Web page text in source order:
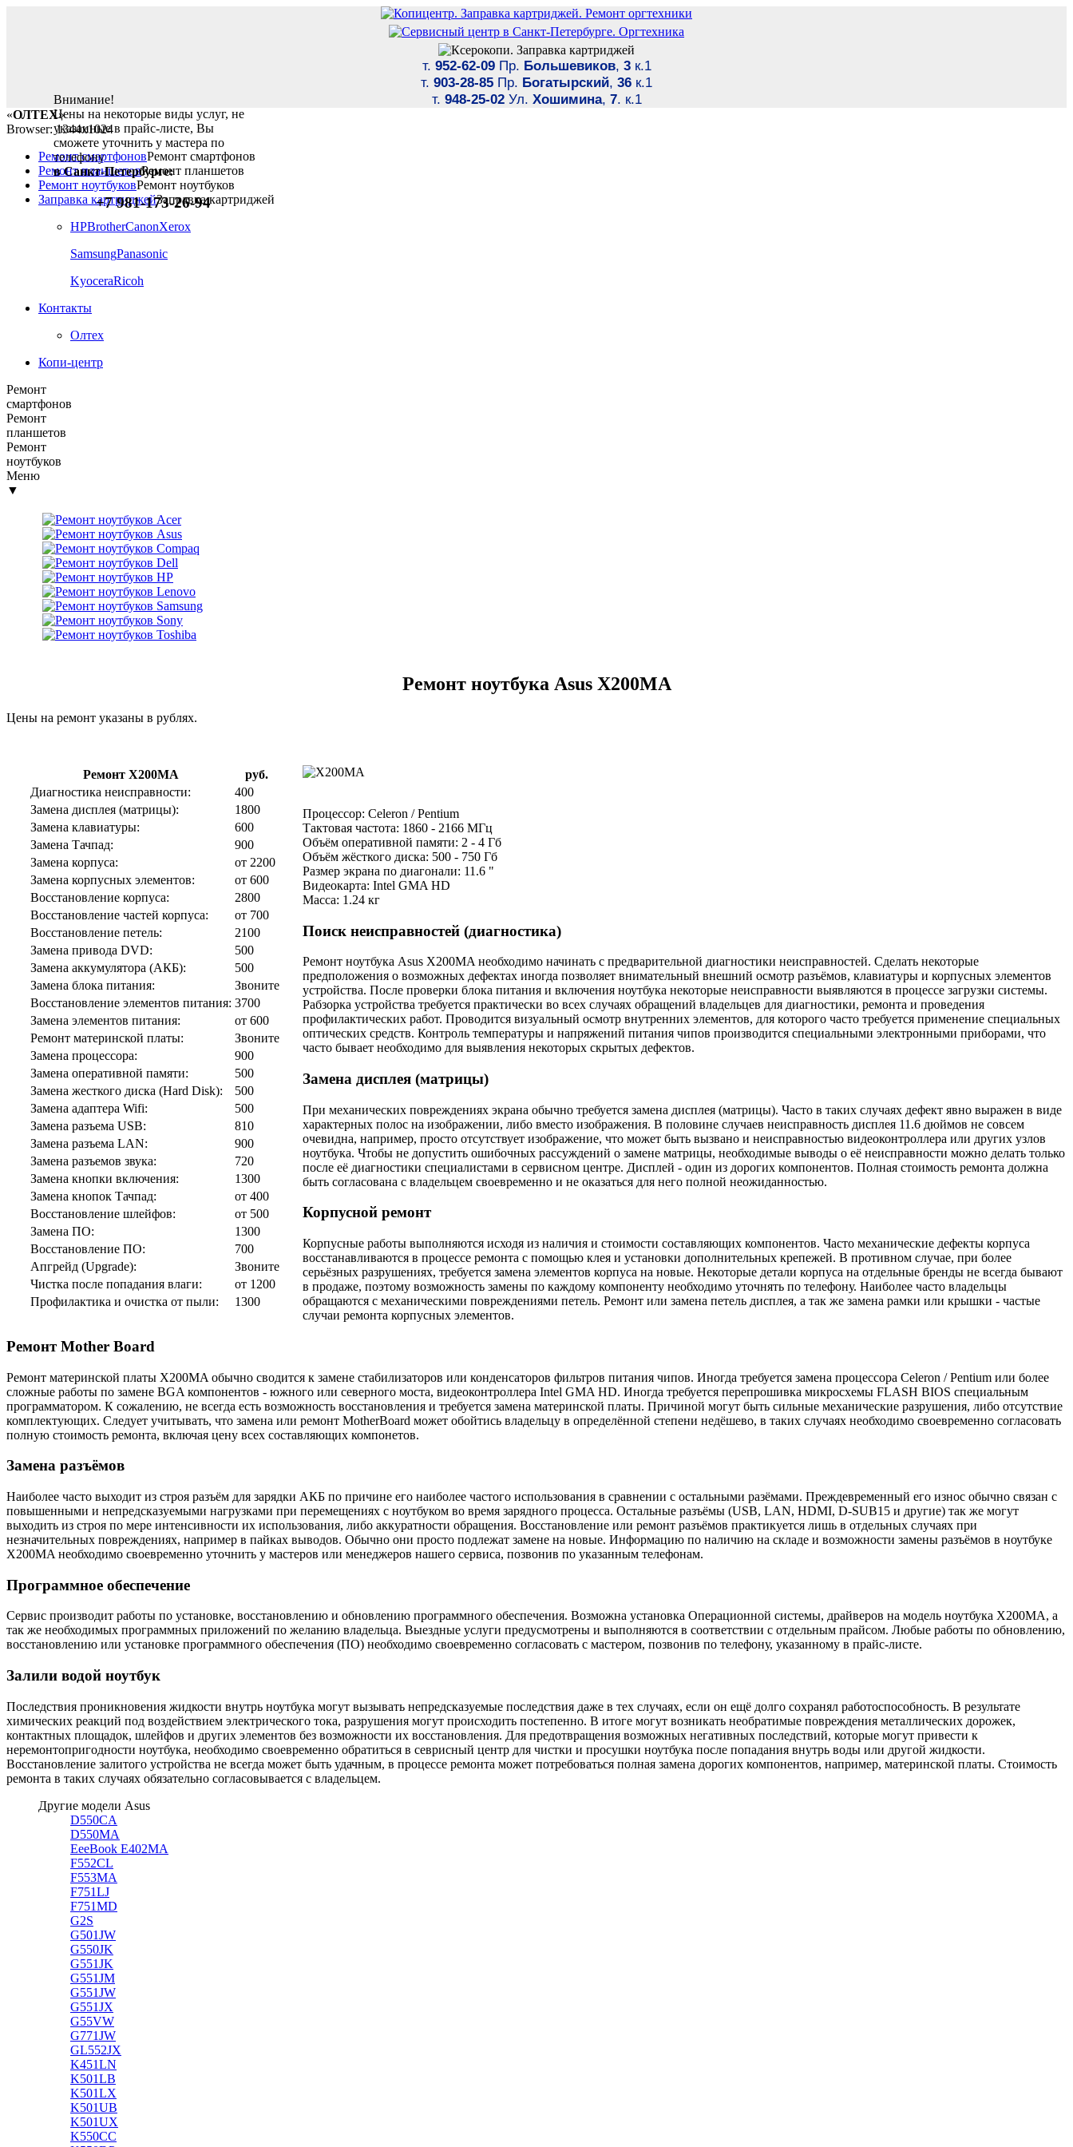
т. 952-62-09Пр. Большевиков, 3к.1
т. 903-28-85 Пр. Богатырский, 36 к.1
т. 948-25-02Ул. Хошимина, 7. к.1
«ОЛТЕХ»
Browser: 1344x1024
Ремонт смартфоновРемонт смартфонов
Ремонт планшетовРемонт планшетов
Ремонт ноутбуковРемонт ноутбуков
Заправка картриджейЗаправка картриджей
HPBrotherCanonXerox
SamsungPanasonic
KyoceraRicoh
Контакты
Олтех
Копи-центр
Ремонт
смартфонов
Ремонт
планшетов
Ремонт
ноутбуков
Меню
▼
Ремонт ноутбука Asus X200MA
Цены на ремонт указаны в рублях.
Ремонт X200MA
руб.
Диагностика неисправности:
400
Замена дисплея (матрицы):
1800
Замена клавиатуры:
600
Замена Тачпад:
900
Замена корпуса:
от 2200
Замена корпусных элементов:
от 600
Восстановление корпуса:
2800
Восстановление частей корпуса:
от 700
Восстановление петель:
2100
Замена привода DVD:
500
Замена аккумулятора (АКБ):
500
Замена блока питания:
Звоните
Восстановление элементов питания: 3700
Замена элементов питания:
от 600
Ремонт материнской платы:
Звоните
Замена процессора:
900
Замена оперативной памяти:
500
Замена жесткого диска (Hard Disk):
500
Замена адаптера Wifi:
500
Замена разъeма USB:
810
Замена разъeма LAN:
900
Замена разъeмов звука:
720
Замена кнопки включения:
1300
Замена кнопок Тачпад:
от 400
Восстановление шлейфов:
от 500
Замена ПО:
1300
Восстановление ПО:
700
Апгрейд (Upgrade):
Звоните
Чистка после попадания влаги:
от 1200
Профилактика и очистка от пыли:
1300
Процессор: Celeron / Pentium
Тактовая частота: 1860 - 2166 МГц
Объём оперативной памяти: 2 - 4 Гб
Объём жёсткого диска: 500 - 750 Гб
Размер экрана по диагонали: 11.6 "
Видеокарта: Intel GMA HD
Масса: 1.24 кг
Поиск неисправностей (диагностика)
Ремонт ноутбука Asus X200MA необходимо начинать с предварительной диагностики неисправностей. Сделать некоторые
предположения о возможных дефектах иногда позволяет внимательный внешний осмотр разъёмов, клавиатуры и корпусных элементов
устройства. После проверки блока питания и включения ноутбука некоторые неисправности выявляются в процессе загрузки системы.
Рабзорка устройства требуется практически во всех случаях обращений владельцев для диагностики, ремонта и проведения
профилактических работ. Проводится визуальный осмотр внутренних элементов, для которого часто требуется применение специальных
оптических средств. Контроль температуры и напряжений питания чипов производится специальными электронными приборами, что
часто бывает необходимо для выявления некоторых скрытых дефектов.
Замена дисплея (матрицы)
При механических повреждениях экрана обычно требуется замена дисплея (матрицы). Часто в таких случаях дефект явно выражен в виде
характерных полос на изображении, либо вместо изображения. В половине случаев неисправность дисплея 11.6 дюймов не совсем
очевидна, например, просто отсутствует изображение, что может быть вызвано и неисправностью видеоконтроллера или других узлов
ноутбука. Чтобы не допустить ошибочных рассуждений о замене матрицы, необходимые выводы о её неисправности можно делать только
после её диагностики специалистами в сервисном центре. Дисплей - один из дорогих компонентов. Полная стоимость ремонта должна
быть согласована с владельцем своевременно и не оказаться для него полной неожиданностью.
Корпусной ремонт
Корпусные работы выполняются исходя из наличия и стоимости составляющих компонентов. Часто механические дефекты корпуса
восстанавливаются в процессе ремонта с помощью клея и установки дополнительных крепежей. В противном случае, при более
серьёзных разрушениях, требуется замена элементов корпуса на новые. Некоторые детали корпуса на отдельные бренды не всегда бывают
в продаже, поэтому возможность замены по каждому компоненту необходимо уточнять по телефону. Наиболее часто владельцы
обращаются с механическими повреждениями петель. Ремонт или замена петель дисплея, а так же замена рамки или крышки - частые
случаи ремонта корпусных элементов.
Ремонт Mother Board
Ремонт материнской платы X200MA обычно сводится к замене стабилизаторов или конденсаторов фильтров питания чипов. Иногда требуется замена процессора Celeron / Pentium или более
сложные работы по замене BGA компонентов - южного или северного моста, видеоконтроллера Intel GMA HD. Иногда требуется перепрошивка микросхемы FLASH BIOS специальным
программатором. К сожалению, не всегда есть возможность восстановления и требуется замена материнской платы. Причиной могут быть сильные механические разрушения, либо отсутствие
комплектующих. Следует учитывать, что замена или ремонт MotherBoard может обойтись владельцу в определённой степени недёшево, в таких случаях необходимо своевременно согласовать
полную стоимость ремонта, включая цену всех составляющих компонетов.
Замена разъёмов
Наиболее часто выходит из строя разъём для зарядки АКБ по причине его наиболее частого использования в сравнении с остальными разёмами. Преждевременный его износ обычно связан с
повышенными и непредсказуемыми нагрузками при перемещениях с ноутбуком во время зарядного процесса. Остальные разъёмы (USB, LAN, HDMI, D-SUB15 и другие) так же могут
выходить из строя по мере интенсивности их использования, либо аккуратности обращения. Восстановление или ремонт разъёмов практикуется лишь в отдельных случаях при
незначительных повреждениях, например в пайках выводов. Обычно они просто подлежат замене на новые. Информацию по наличию на складе и возможности замены разъёмов в ноутбуке
X200MA необходимо своевременно уточнить у мастеров или менеджеров нашего сервиса, позвонив по указанным телефонам.
Программное обеспечение
Сервис производит работы по установке, восстановлению и обновлению программного обеспечения. Возможна установка Операционной системы, драйверов на модель ноутбука X200MA, а
так же необходимых программных приложений по желанию владельца. Выездные услуги предусмотрены и выполняются в соответствии с отдельным прайсом. Любые работы по обновлению,
восстановлению или установке программного обеспечения (ПО) необходимо своевременно согласовать с мастером, позвонив по телефону, указанному в прайс-листе.
Залили водой ноутбук
Последствия проникновения жидкости внутрь ноутбука могут вызывать непредсказуемые последствия даже в тех случаях, если он ещё долго сохранял работоспособность. В результате
химических реакций под воздействием электрического тока, разрушения могут происходить постепенно. В итоге могут возникать необратимые повреждения металлических дорожек,
контактных площадок, шлейфов и других элементов без возможности их восстановления. Для предотвращения возможных негативных последствий, которые могут привести к
неремонтопригодности ноутбука, необходимо своевременно обратиться в севрисный центр для чистки и просушки ноутбука после попадания внутрь воды или другой жидкости.
Восстановление залитого устройства не всегда может быть удачным, в процессе ремонта может потребоваться полная замена дорогих компонентов, например, материнской платы. Стоимость
ремонта в таких случаях обязательно согласовывается с владельцем.
Другие модели Asus
D550CA
D550MA
EeeBook E402MA
F552CL
F553MA
F751LJ
F751MD
G2S
G501JW
G550JK
G551JK
G551JM
G551JW
G551JX
G55VW
G771JW
GL552JX
K451LN
K501LB
K501LX
K501UB
K501UX
K550CC
Внимание!
Цены на некоторые виды услуг, не
указанные в прайс-листе, Вы
сможете уточнить у мастера по
телефону
в Санкт-Петербурге:
+7 981-173-26-94